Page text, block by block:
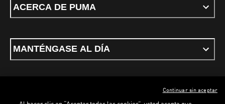
ACERCA DE PUMA
MANTÉNGASE AL DÍA
Continuar sin aceptar